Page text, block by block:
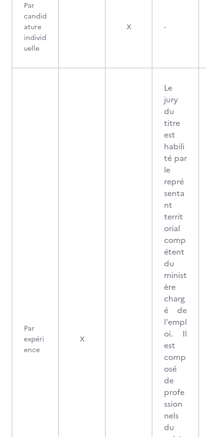
Par
candid
ature
individ
uelle
X -
Par
expéri
ence
X
Le
jury
du
titre
est
habili
té par
le
repré
senta
nt
territ
orial
comp
étent
du
minist
ère
charg
é de
l'empl
oi. Il
est
comp
osé
de
profe
ssion
nels
du